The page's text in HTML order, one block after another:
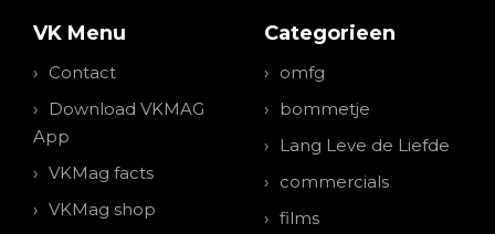
VK Menu
Contact
Download VKMAG
App
VKMag facts
VKMag shop
Categorieen
omfg
bommetje
Lang Leve de Liefde
commercials
films